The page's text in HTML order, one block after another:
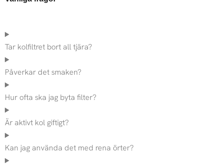
Tar kolfiltret bort all tjära?
Påverkar det smaken?
Hur ofta ska jag byta filter?
Är aktivt kol giftigt?
Kan jag använda det med rena örter?